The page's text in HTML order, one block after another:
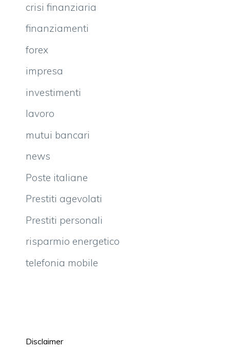
crisi finanziaria
finanziamenti
forex
impresa
investimenti
lavoro
mutui bancari
news
Poste italiane
Prestiti agevolati
Prestiti personali
risparmio energetico
telefonia mobile
Disclaimer